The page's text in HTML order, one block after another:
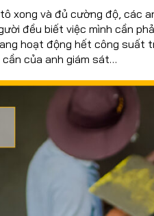
xong và đủ cường độ, các
đều biết việc mình cần
hoạt động hết công
của anh giám sát…